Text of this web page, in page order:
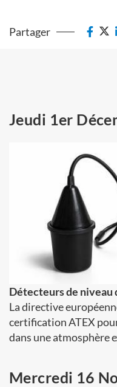
Partager
Jeudi 1er
Détecteurs de niveau
La directive
certification ATEX
dans une atmosphère
Mercredi 16